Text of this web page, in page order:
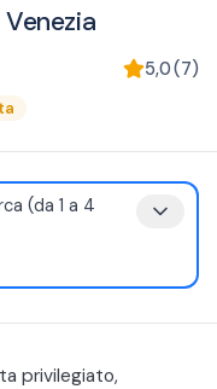
5,0(7)
(da 1 a 4
privilegiato,